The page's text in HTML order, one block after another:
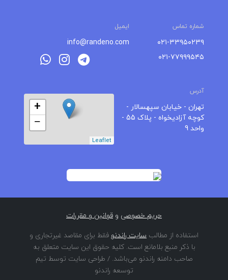
شماره تماس ایمیل
۰۲۱-۳۳۹۵۰۲۳۹
۰۲۱-۷۷۹۹۹۵۴۵
info@randeno.com
آدرس
تهران - خیابان سپهسالار -
کوچه آزادیخواه - پلاک 55 -
واحد 9
+
−
Leaflet
حریم خصوصی و قوانین و مقررات
استفاده از مطالب سایت راندنو فقط برای مقاصد غیرتجاری و
با ذکر منبع بلامانع است. کلیه حقوق این سایت متعلق به
صاحب دامنه راندنو می‌باشد. / طراحی سایت توسط تیم
توسعه راندنو